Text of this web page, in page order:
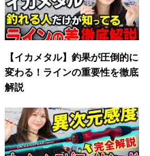
【イカメタル】釣果が圧倒的に
変わる！ラインの重要性を徹底
解説